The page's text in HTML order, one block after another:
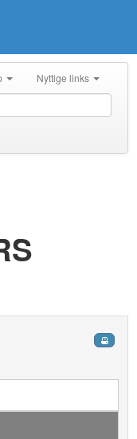
Nyttige links